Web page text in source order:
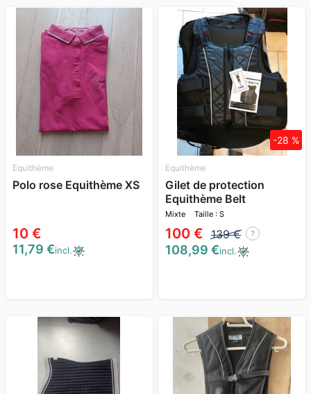
Equithème
Polo rose Equithème XS
10 €
11,79 €incl.
Equithème
Gilet de protection
Equithème Belt
Mixte Taille : S
100 € 139 € ?
-28 %
108,99 €incl.